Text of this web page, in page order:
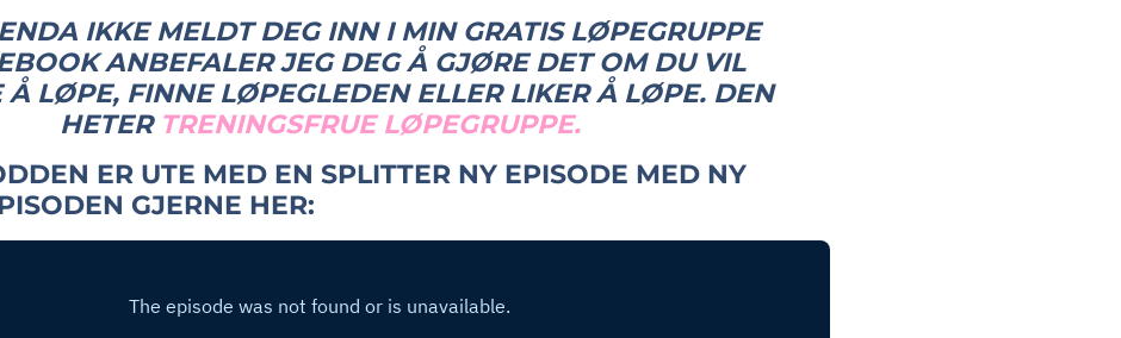
IKKE MELDT DEG INN I MIN GRATIS LØPEGRUPPE
ANBEFALER JEG DEG Å GJØRE DET OM DU VIL
Å LØPE, FINNE LØPEGLEDEN ELLER LIKER Å LØPE. DEN
HETER TRENINGSFRUE LØPEGRUPPE.
ER UTE MED EN SPLITTER NY EPISODE MED NY
GJERNE HER: